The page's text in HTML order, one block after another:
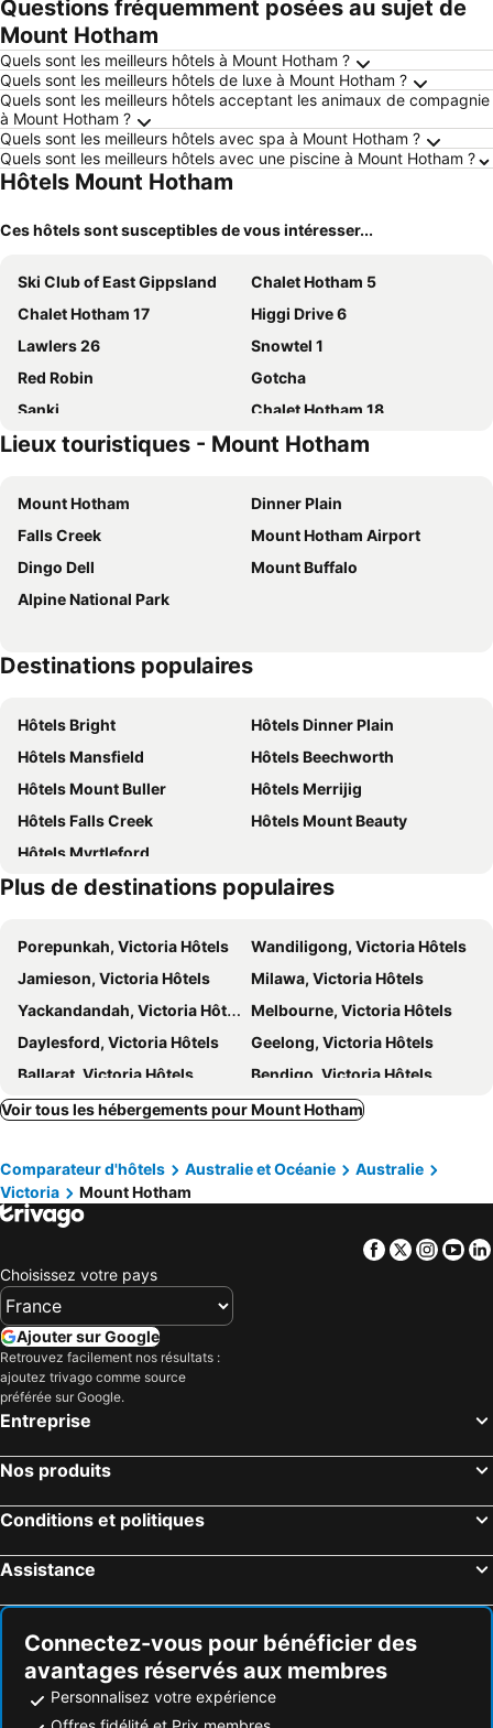
Questions fréquemment posées au sujet de
Mount Hotham
Quels sont les meilleurs hôtels à Mount Hotham ?
Quels sont les meilleurs hôtels de luxe à Mount Hotham ?
Quels sont les meilleurs hôtels acceptant les animaux de compagnie
à Mount Hotham ?
Quels sont les meilleurs hôtels avec spa à Mount Hotham ?
Quels sont les meilleurs hôtels avec une piscine à Mount Hotham ?
Hôtels Mount Hotham
Ces hôtels sont susceptibles de vous intéresser...
Ski Club of East Gippsland
Chalet Hotham 5
Chalet Hotham 17
Higgi Drive 6
Lawlers 26
Snowtel 1
Red Robin
Gotcha
Sanki
Chalet Hotham 18
Crooked 2
Snow Bound
Welkuminn
Blue Sky Lodge
Tetleys
Hotel High Plains
Vertical Limit
Shiraz
Snowdrop Lodge
Falls Creek Hotel
Summit Ridge Alpine Lodge
Silverski
Huski Apartments Falls Creek
Diana Alpine Lodge
Feathertop Alpine Lodge
Ripparoo Lodge
Nelse Lodge
Quay West Resort & Spa Falls Creek
St Falls Resort
Lieux touristiques - Mount Hotham
Mount Hotham
Dinner Plain
Falls Creek
Mount Hotham Airport
Dingo Dell
Mount Buffalo
Alpine National Park
Destinations populaires
Hôtels Bright
Hôtels Dinner Plain
Hôtels Mansfield
Hôtels Beechworth
Hôtels Mount Buller
Hôtels Merrijig
Hôtels Falls Creek
Hôtels Mount Beauty
Hôtels Myrtleford
Plus de destinations populaires
Porepunkah, Victoria Hôtels
Wandiligong, Victoria Hôtels
Jamieson, Victoria Hôtels
Milawa, Victoria Hôtels
Yackandandah, Victoria Hôtels
Melbourne, Victoria Hôtels
Daylesford, Victoria Hôtels
Geelong, Victoria Hôtels
Ballarat, Victoria Hôtels
Bendigo, Victoria Hôtels
Mornington, Victoria Hôtels
Ocean Grove, Victoria Hôtels
Sydney, Nouvelle-Galles-du-Sud Hôtels
Brisbane, Queensland Hôtels
Adelaïde, Australie du Sud Hôtels
Surfers Paradise, Queensland Hôtels
Perth, Australie-Occidentale Hôtels
Cairns, Queensland Hôtels
Port Douglas, Queensland Hôtels
Voir tous les hébergements pour Mount Hotham
Comparateur d'hôtels Australie et Océanie
Australie
Victoria
Mount Hotham
Facebook
Twitter
Choisissez votre pays
Ajouter sur Google
Retrouvez facilement nos résultats :
ajoutez trivago comme source
préférée sur Google.
Entreprise
Nos produits
Conditions et politiques
Assistance
Connectez-vous pour bénéficier des
avantages réservés aux membres
Personnalisez votre expérience